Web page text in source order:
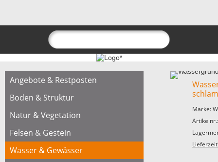
Angebote & Restposten
Boden & Struktur
Natur & Vegetation
Felsen & Gestein
Wasser & Gewässer
Marke: